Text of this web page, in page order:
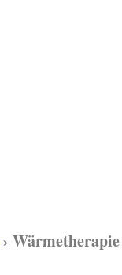
› Wärmetherapie